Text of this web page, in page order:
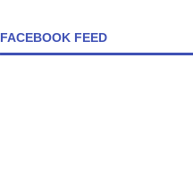
FACEBOOK FEED